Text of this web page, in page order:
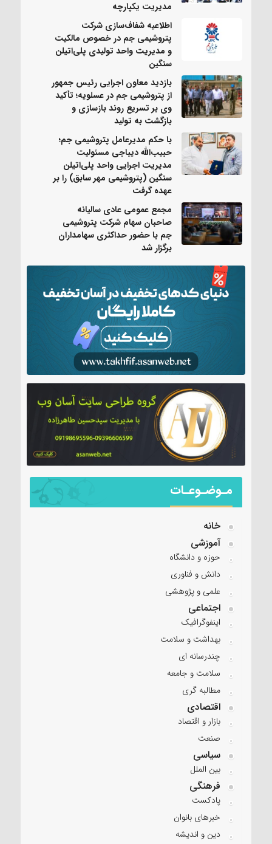
مدیریت یکپارچه
اطلاعیه شفاف‌سازی شرکت
پتروشیمی جم در خصوص مالکیت
و مدیریت واحد تولیدی پلی‌اتیلن
سنگین
بازدید معاون اجرایی رئیس جمهور
از پتروشیمی جم در عسلویه؛ تأکید
وی بر تسریع روند بازسازی و
بازگشت به تولید
با حکم مدیرعامل پتروشیمی جم؛
حبیب‌الله دیباجی مسئولیت
مدیریت اجرایی واحد پلی‌اتیلن
سنگین (پتروشیمی مهر سابق) را بر
عهده گرفت
مجمع عمومی عادی سالیانه
صاحبان سهام شرکت پتروشیمی
جم با حضور حداکثری سهامداران
برگزار شد
مـوضـوعـات
خانه
آموزشی
حوزه و دانشگاه
دانش و فناوری
علمی و پژوهشی
اجتماعی
اینفوگرافیک
بهداشت و سلامت
چندرسانه ای
سلامت و جامعه
مطالبه گری
اقتصادی
بازار و اقتصاد
صنعت
سیاسی
بین الملل
فرهنگی
پادکست
خبرهای بانوان
دین و اندیشه